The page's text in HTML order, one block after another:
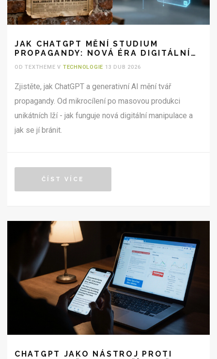
JAK CHATGPT MĚNÍ STUDIUM
PROPAGANDY: NOVÁ ÉRA DIGITÁLNÍ
OD TEXTHEME V TECHNOLOGIE 13 DUB 2026
Zjistěte, jak ChatGPT a generativní AI mění tvář
propagandy. Od mikrocílení po masovou produkci
unikátních lží - jak funguje nová digitální manipulace a
jak se jí bránit.
ČÍST VÍCE
CHATGPT JAKO NÁSTROJ PROTI